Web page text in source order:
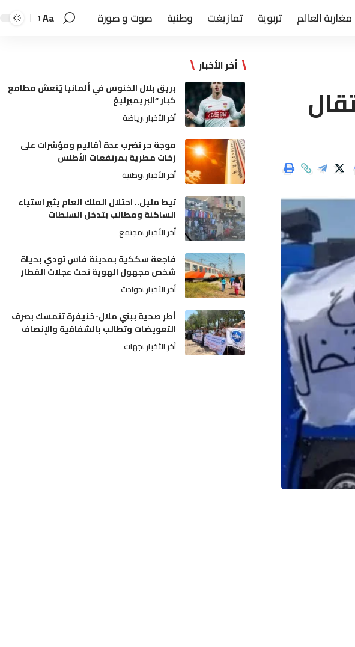
مغاربة العالم تربوية تمازيغت وطنية صوت و صورة Aa
أخر الأخبار
بريق بلال الخنوس في ألمانيا يُنعش مطامع
كبار “البريميرليغ
أخر الأخبار رياضة
موجة حر تضرب عدة أقاليم ومؤشرات على
زخات مطرية بمرتفعات الأطلس
أخر الأخبار وطنية
تيط مليل.. احتلال الملك العام يثير استياء
الساكنة ومطالب بتدخل السلطات
أخر الأخبار مجتمع
فاجعة سككية بمدينة فاس تودي بحياة
شخص مجهول الهوية تحت عجلات القطار
أخر الأخبار حوادث
أطر صحية ببني ملال-خنيفرة تتمسك بصرف
التعويضات وتطالب بالشفافية والإنصاف
أخر الأخبار جهات